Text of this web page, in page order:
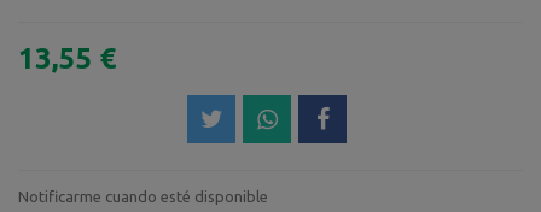
13,55 €
Notificarme cuando esté disponible